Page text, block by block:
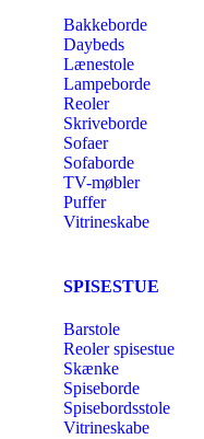
Bakkeborde
Daybeds
Lænestole
Lampeborde
Reoler
Skriveborde
Sofaer
Sofaborde
TV-møbler
Puffer
Vitrineskabe
SPISESTUE
Barstole
Reoler spisestue
Skænke
Spiseborde
Spisebordsstole
Vitrineskabe